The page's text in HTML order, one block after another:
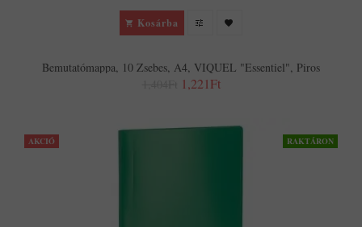
Kosárba
Bemutatómappa, 10 Zsebes, A4, VIQUEL "Essentiel", Piros
1,221Ft
AKCIÓ RAKTÁRON